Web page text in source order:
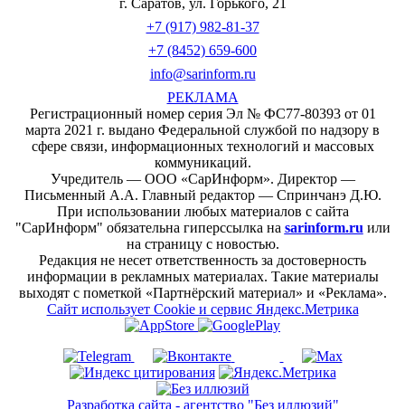
г. Саратов, ул. Горького, 21
+7 (917) 982-81-37
+7 (8452) 659-600
info@sarinform.ru
РЕКЛАМА
Регистрационный номер серия Эл № ФС77-80393 от 01
марта 2021 г. выдано Федеральной службой по надзору в
сфере связи, информационных технологий и массовых
коммуникаций.
Учредитель — ООО «СарИнформ». Директор —
Письменный А.А. Главный редактор — Спринчанэ Д.Ю.
При использовании любых материалов с сайта
"СарИнформ" обязательна гиперссылка на sarinform.ru или
на страницу с новостью.
Редакция не несет ответственность за достоверность
информации в рекламных материалах. Такие материалы
выходят с пометкой «Партнёрский материал» и «Реклама».
Сайт использует Cookie и сервиc Яндекс.Метрика
Разработка сайта - агентство "Без иллюзий"